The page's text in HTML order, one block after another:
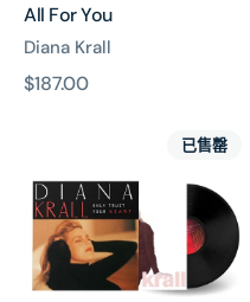
All For You
Diana Krall
原
$187.00
Your
Heart
(Vinyl)
已售罄